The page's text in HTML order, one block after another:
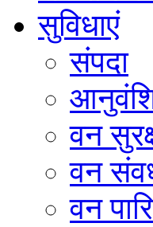
सुविधाएं
संपदा
वन
वन
वन